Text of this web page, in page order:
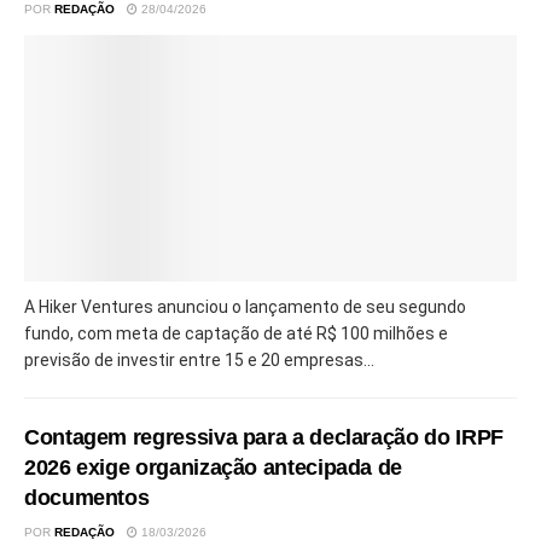
POR REDAÇÃO 28/04/2026
A Hiker Ventures anunciou o lançamento de seu segundo
fundo, com meta de captação de até R$ 100 milhões e
previsão de investir entre 15 e 20 empresas...
Contagem regressiva para a declaração do IRPF
2026 exige organização antecipada de
documentos
POR REDAÇÃO 18/03/2026